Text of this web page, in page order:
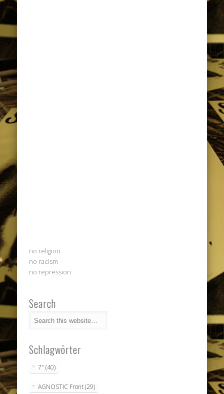
no religion
no racism
no repression
Search
Schlagwörter
7" (40)
AGNOSTIC Front(29)